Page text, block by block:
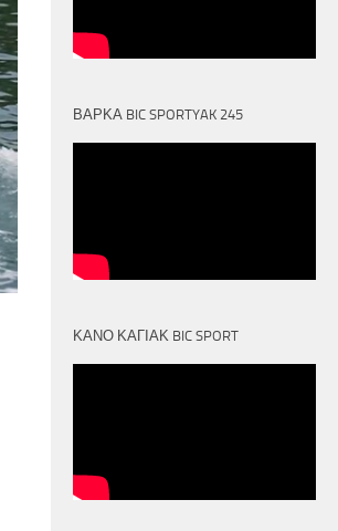
ΒΑΡΚΑ BIC SPORTYAK 245
ΚΑΝΟ ΚΑΓΙΑΚ BIC SPORT